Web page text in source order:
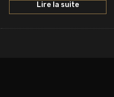
Lire la suite